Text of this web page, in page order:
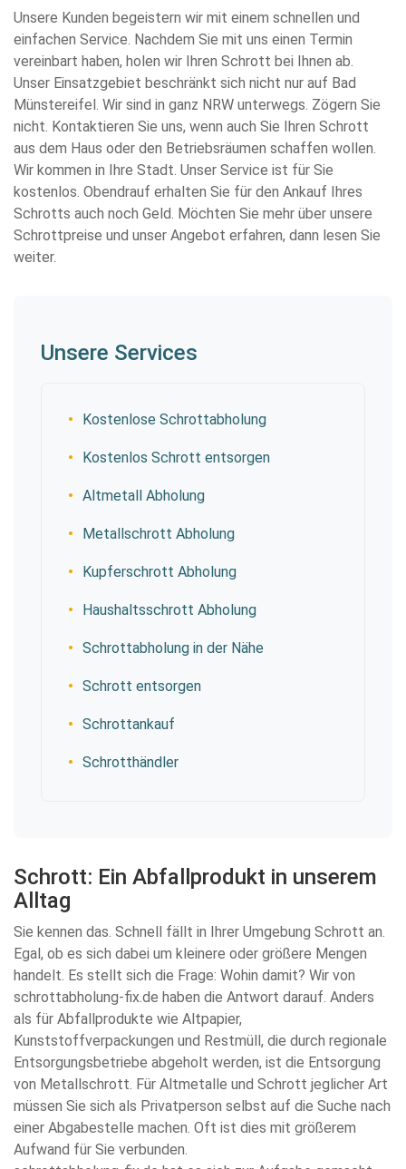
Unsere Kunden begeistern wir mit einem schnellen und
einfachen Service. Nachdem Sie mit uns einen Termin
vereinbart haben, holen wir Ihren Schrott bei Ihnen ab.
Unser Einsatzgebiet beschränkt sich nicht nur auf Bad
Münstereifel. Wir sind in ganz NRW unterwegs. Zögern Sie
nicht. Kontaktieren Sie uns, wenn auch Sie Ihren Schrott
aus dem Haus oder den Betriebsräumen schaffen wollen.
Wir kommen in Ihre Stadt. Unser Service ist für Sie
kostenlos. Obendrauf erhalten Sie für den Ankauf Ihres
Schrotts auch noch Geld. Möchten Sie mehr über unsere
Schrottpreise und unser Angebot erfahren, dann lesen Sie
weiter.
Unsere Services
Kostenlose Schrottabholung
Kostenlos Schrott entsorgen
Altmetall Abholung
Metallschrott Abholung
Kupferschrott Abholung
Haushaltsschrott Abholung
Schrottabholung in der Nähe
Schrott entsorgen
Schrottankauf
Schrotthändler
Schrott: Ein Abfallprodukt in unserem
Alltag
Sie kennen das. Schnell fällt in Ihrer Umgebung Schrott an.
Egal, ob es sich dabei um kleinere oder größere Mengen
handelt. Es stellt sich die Frage: Wohin damit? Wir von
schrottabholung-fix.de haben die Antwort darauf. Anders
als für Abfallprodukte wie Altpapier,
Kunststoffverpackungen und Restmüll, die durch regionale
Entsorgungsbetriebe abgeholt werden, ist die Entsorgung
von Metallschrott. Für Altmetalle und Schrott jeglicher Art
müssen Sie sich als Privatperson selbst auf die Suche nach
einer Abgabestelle machen. Oft ist dies mit größerem
Aufwand für Sie verbunden.